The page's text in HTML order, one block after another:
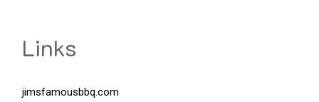
Links
jimsfamousbbq.com